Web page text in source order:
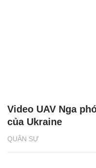
QUÂN SỰ
Video UAV Nga
của Ukraine